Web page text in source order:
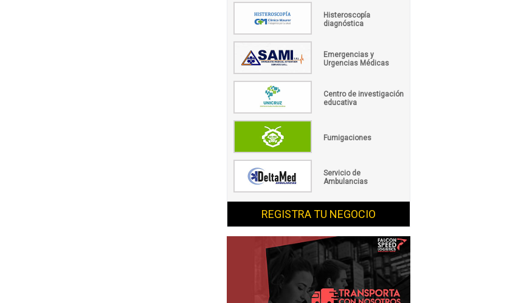
Histeroscopía
diagnóstica
Emergencias y
Urgencias Médicas
Centro de investigación
educativa
Fumigaciones
Servicio de
Ambulancias
REGISTRA TU NEGOCIO